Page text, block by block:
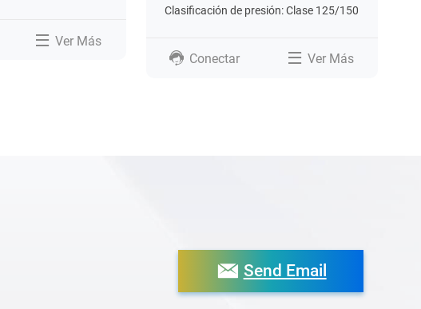
Ver Más
Clasificación de presión: Clase 125/150
Conectar Ver Más
Send Email